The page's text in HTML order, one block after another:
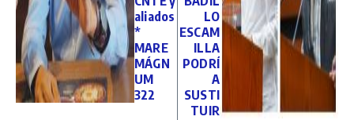
aliados
*
MARE
MÁGN
UM
322
LO
ESCAM
ILLA
PODRÍ
A
SUSTI
TUIR